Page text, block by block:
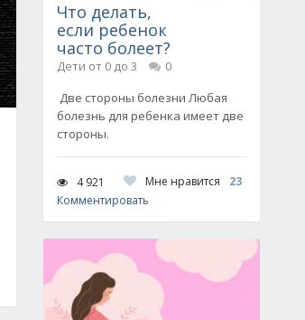
Что делать,
если ребенок
часто болеет?
Дети от 0 до 3
0
Две стороны болезни Любая
болезнь для ребенка имеет две
стороны.
4 921 Мне нравится
23
Комментировать